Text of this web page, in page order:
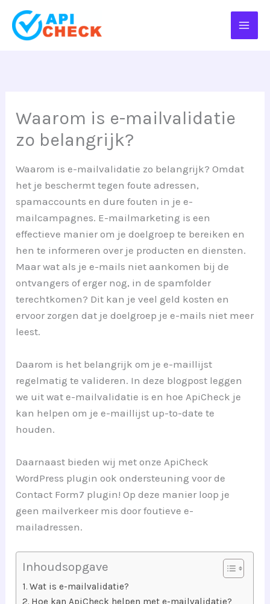
naar
Waarom is e-mailvalidatie
zo belangrijk?
Waarom is e-mailvalidatie zo belangrijk? Omdat
het je beschermt tegen foute adressen,
spamaccounts en dure fouten in je e-
mailcampagnes. E-mailmarketing is een
effectieve manier om je doelgroep te bereiken en
hen te informeren over je producten en diensten.
Maar wat als je e-mails niet aankomen bij de
ontvangers of erger nog, in de spamfolder
terechtkomen? Dit kan je veel geld kosten en
ervoor zorgen dat je doelgroep je e-mails niet meer
leest.
Daarom is het belangrijk om je e-maillijst
regelmatig te valideren. In deze blogpost leggen
we uit wat e-mailvalidatie is en hoe ApiCheck je
kan helpen om je e-maillijst up-to-date te
houden.
Daarnaast bieden wij met onze ApiCheck
WordPress plugin ook ondersteuning voor de
Contact Form7 plugin! Op deze manier loop je
geen mailverkeer mis door foutieve e-
mailadressen.
Inhoudsopgave
Wat is e-mailvalidatie?
Hoe kan ApiCheck helpen met e-mailvalidatie?